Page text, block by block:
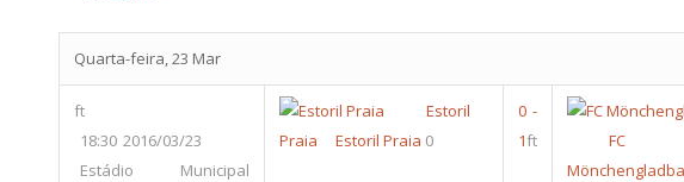
Quarta-feira, 23 Mar
ft
2016/03/23
18:30
Estádio Municipal
Estoril
Praia
Estoril Praia 0
0 -
1ft
FC